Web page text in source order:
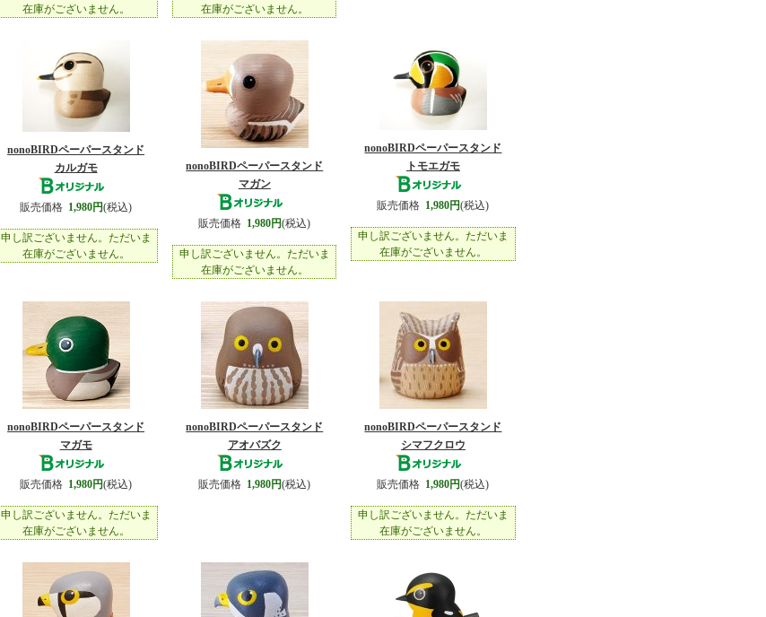
在庫がございません。
在庫がございません。
nonoBIRDペーパースタンド
カルガモ
販売価格 1,980円(税込)
申し訳ございません。ただいま
在庫がございません。
nonoBIRDペーパースタンド
マガン
販売価格 1,980円(税込)
申し訳ございません。ただいま
在庫がございません。
nonoBIRDペーパースタンド
トモエガモ
販売価格 1,980円(税込)
申し訳ございません。ただいま
在庫がございません。
nonoBIRDペーパースタンド
マガモ
販売価格 1,980円(税込)
申し訳ございません。ただいま
在庫がございません。
nonoBIRDペーパースタンド
アオバズク
販売価格 1,980円(税込)
nonoBIRDペーパースタンド
シマフクロウ
販売価格 1,980円(税込)
申し訳ございません。ただいま
在庫がございません。